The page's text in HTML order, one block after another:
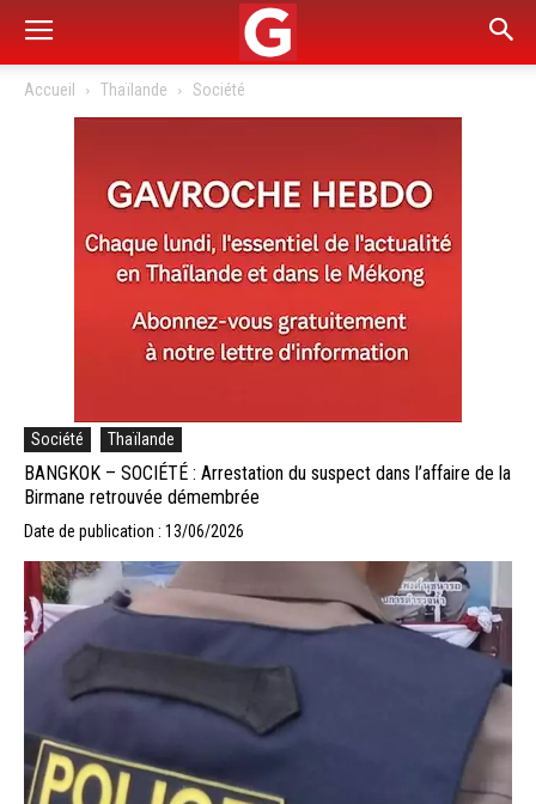
Accueil Thaïlande Société
Société Thaïlande
BANGKOK – SOCIÉTÉ : Arrestation du suspect dans l’affaire de la
Birmane retrouvée démembrée
Date de publication : 13/06/2026